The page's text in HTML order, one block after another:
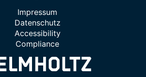
Impressum
Datenschutz
Accessibility
Compliance